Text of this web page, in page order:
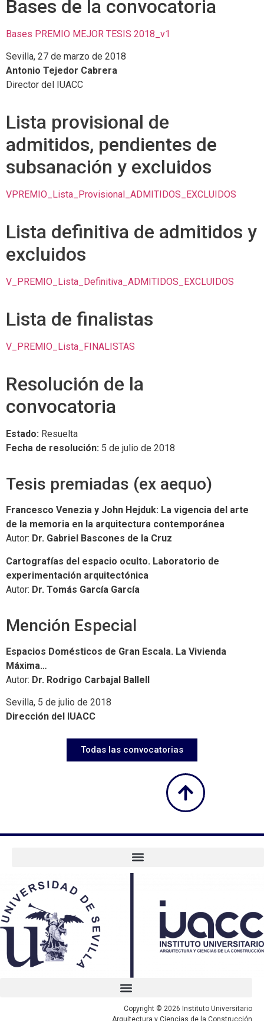
Bases de la convocatoria
Bases PREMIO MEJOR TESIS 2018_v1
Sevilla, 27 de marzo de 2018
Antonio Tejedor Cabrera
Director del IUACC
Lista provisional de
admitidos, pendientes de
subsanación y excluidos
VPREMIO_Lista_Provisional_ADMITIDOS_EXCLUIDOS
Lista definitiva de admitidos y
excluidos
V_PREMIO_Lista_Definitiva_ADMITIDOS_EXCLUIDOS
Lista de finalistas
V_PREMIO_Lista_FINALISTAS
Resolución de la
convocatoria
Estado: Resuelta
Fecha de resolución: 5 de julio de 2018
Tesis premiadas (ex aequo)
Francesco Venezia y John Hejduk: La vigencia del arte
de la memoria en la arquitectura contemporánea
Autor: Dr. Gabriel Bascones de la Cruz
Cartografías del espacio oculto. Laboratorio de
experimentación arquitectónica
Autor: Dr. Tomás García García
Mención Especial
Espacios Domésticos de Gran Escala. La Vivienda
Máxima…
Autor: Dr. Rodrigo Carbajal Ballell
Sevilla, 5 de julio de 2018
Dirección del IUACC
Todas las convocatorias
Copyright © 2026 Instituto Universitario
Arquitectura y Ciencias de la Construcción